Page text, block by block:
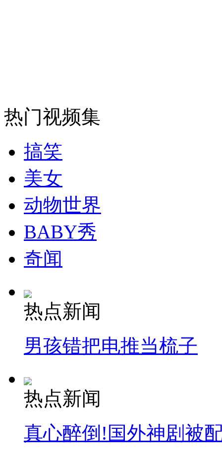
司机酒驾遇交警 急速倒车逃窜
热门视频集
搞笑
美女
动物世界
BABY秀
奇闻
热点新闻
男孩错把电推当梳子
热点新闻
真心醉倒!国外神剧被